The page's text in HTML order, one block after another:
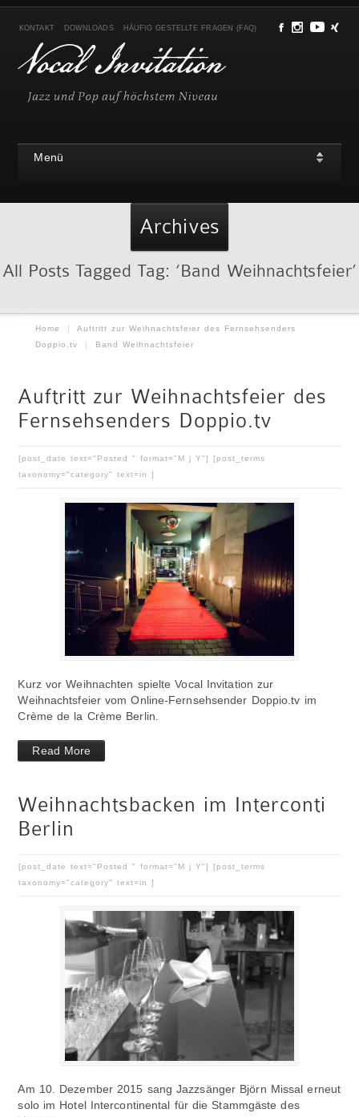
KONTAKT DOWNLOADS HÄUFIG GESTELLTE FRAGEN (FAQ)
Menü
Archives
All Posts Tagged Tag: ‘Band Weihnachtsfeier’
Home |
Auftritt zur Weihnachtsfeier des Fernsehsenders
Doppio.tv
| Band Weihnachtsfeier
Auftritt zur Weihnachtsfeier des
Fernsehsenders Doppio.tv
[post_date text="Posted " format="M j Y"] [post_terms
taxonomy="category" text=in ]
Kurz vor Weihnachten spielte Vocal Invitation zur
Weihnachtsfeier vom Online-Fernsehsender Doppio.tv im
Crème de la Crème Berlin.
Read More
Weihnachtsbacken im Interconti
Berlin
[post_date text="Posted " format="M j Y"] [post_terms
taxonomy="category" text=in ]
Am 10. Dezember 2015 sang Jazzsänger Björn Missal erneut
solo im Hotel Intercontinental für die Stammgäste des